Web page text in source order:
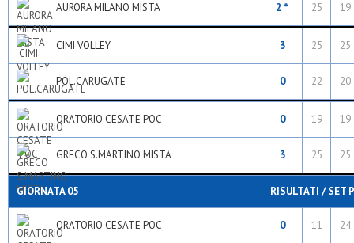
AURORA MILANO MISTA 2 * 25 19
CIMI VOLLEY 3 25 25
POL.CARUGATE 0 22 20
ORATORIO CESATE POC 0 19 19
GRECO S.MARTINO MISTA 3 25 25
GIORNATA 05 RISULTATI / SET
ORATORIO CESATE POC 0 11 24